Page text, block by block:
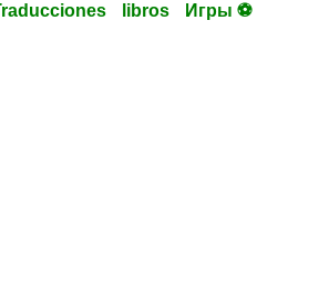
libros Игры ⚽